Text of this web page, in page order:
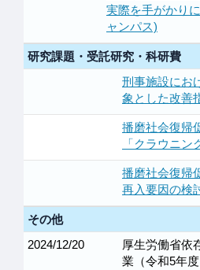
実際を手がかり
ャンパス)
研究課題・受託研究・科研費
刑事施設にお
象とした改善
播磨社会復帰
「クラウニ
播磨社会復帰
再入要因の検
その他
2024/12/20
厚生労働省依
業（令和5年